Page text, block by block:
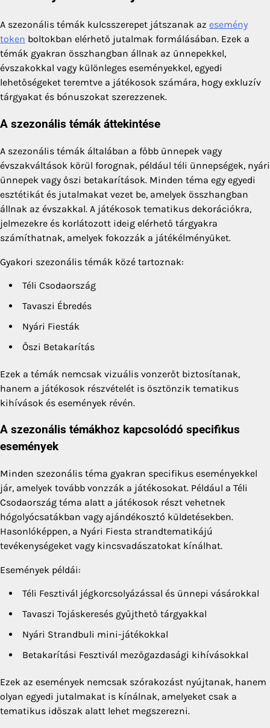
A szezonális témák kulcsszerepet játszanak az esemény
token boltokban elérhető jutalmak formálásában. Ezek a
témák gyakran összhangban állnak az ünnepekkel,
évszakokkal vagy különleges eseményekkel, egyedi
lehetőségeket teremtve a játékosok számára, hogy exkluzív
tárgyakat és bónuszokat szerezzenek.
A szezonális témák áttekintése
A szezonális témák általában a főbb ünnepek vagy
évszakváltások körül forognak, például téli ünnepségek, nyári
ünnepek vagy őszi betakarítások. Minden téma egy egyedi
esztétikát és jutalmakat vezet be, amelyek összhangban
állnak az évszakkal. A játékosok tematikus dekorációkra,
jelmezekre és korlátozott ideig elérhető tárgyakra
számíthatnak, amelyek fokozzák a játékélményüket.
Gyakori szezonális témák közé tartoznak:
Téli Csodaország
Tavaszi Ébredés
Nyári Fiesták
Őszi Betakarítás
Ezek a témák nemcsak vizuális vonzerőt biztosítanak,
hanem a játékosok részvételét is ösztönzik tematikus
kihívások és események révén.
A szezonális témákhoz kapcsolódó specifikus
események
Minden szezonális téma gyakran specifikus eseményekkel
jár, amelyek tovább vonzzák a játékosokat. Például a Téli
Csodaország téma alatt a játékosok részt vehetnek
hógolyócsatákban vagy ajándékosztó küldetésekben.
Hasonlóképpen, a Nyári Fiesta strandtematikájú
tevékenységeket vagy kincsvadászatokat kínálhat.
Események példái:
Téli Fesztivál jégkorcsolyázással és ünnepi vásárokkal
Tavaszi Tojáskeresés gyűjthető tárgyakkal
Nyári Strandbuli mini-játékokkal
Betakarítási Fesztivál mezőgazdasági kihívásokkal
Ezek az események nemcsak szórakozást nyújtanak, hanem
olyan egyedi jutalmakat is kínálnak, amelyeket csak a
tematikus időszak alatt lehet megszerezni.